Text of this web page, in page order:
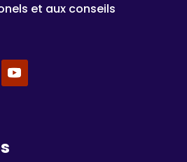
et aux conseils